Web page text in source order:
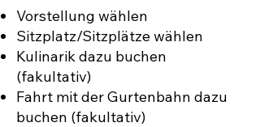
Vorstellung wählen
Sitzplatz/Sitzplätze wählen
Kulinarik dazu buchen
(fakultativ)
Fahrt mit der Gurtenbahn dazu
buchen (fakultativ)